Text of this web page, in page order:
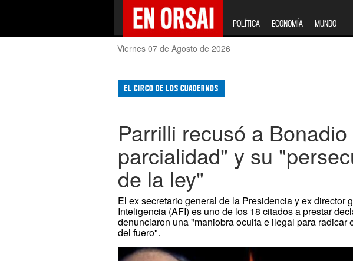
POLÍTICA ECONOMÍA MUNDO
Viernes 07 de Agosto de 2026
EL CIRCO DE LOS CUADERNOS
Parrilli recusó a
parcialidad" y su
de la ley"
El ex secretario general de la Presidencia y ex director
Inteligencia (AFI) es uno de los 18 citados a prestar
denunciaron una "maniobra oculta e ilegal para radicar
del fuero".